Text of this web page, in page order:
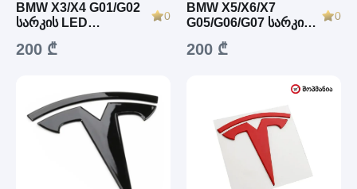
BMW X3/X4 G01/G02
სარკის LED
(2018–2025)
0
200 ₾
BMW X5/X6/X7
G05/G06/G07 სარკის
ციმციმა (2019–2025)
0
200 ₾